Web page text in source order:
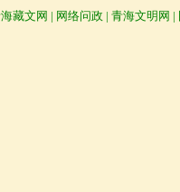
藏文网 | 网络问政 | 青海文明网 |